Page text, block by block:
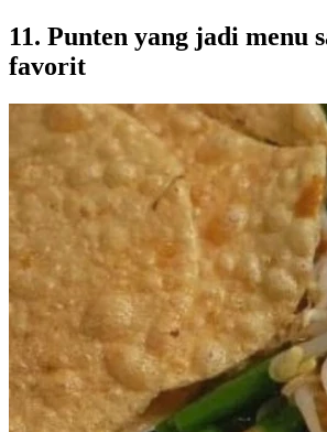
11. Punten yang jadi menu
favorit